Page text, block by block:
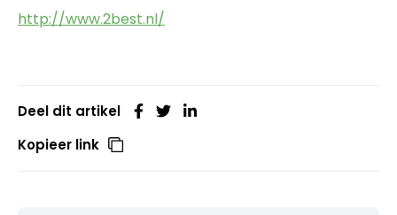
http://www.2best.nl/
Deel dit artikel
Kopieer link